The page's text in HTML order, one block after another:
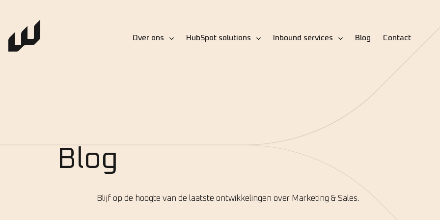
Over ons HubSpot solutions Inbound services Blog Contact
Blog
Blijf op de hoogte van de laatste ontwikkelingen over Marketing & Sales.